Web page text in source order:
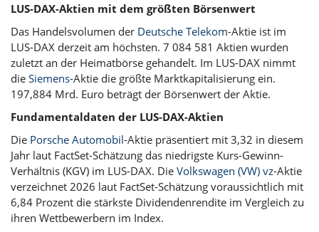
LUS-DAX-Aktien mit dem größten Börsenwert
Das Handelsvolumen der Deutsche Telekom-Aktie ist im
LUS-DAX derzeit am höchsten. 7 084 581 Aktien wurden
zuletzt an der Heimatbörse gehandelt. Im LUS-DAX nimmt
die Siemens-Aktie die größte Marktkapitalisierung ein.
197,884 Mrd. Euro beträgt der Börsenwert der Aktie.
Fundamentaldaten der LUS-DAX-Aktien
Die Porsche Automobil-Aktie präsentiert mit 3,32 in diesem
Jahr laut FactSet-Schätzung das niedrigste Kurs-Gewinn-
Verhältnis (KGV) im LUS-DAX. Die Volkswagen (VW) vz-Aktie
verzeichnet 2026 laut FactSet-Schätzung voraussichtlich mit
6,84 Prozent die stärkste Dividendenrendite im Vergleich zu
ihren Wettbewerbern im Index.